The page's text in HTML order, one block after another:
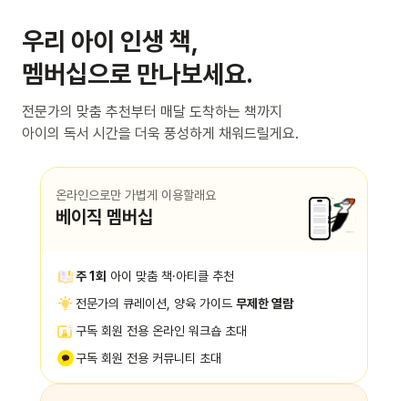
우리 아이 인생 책,
멤버십으로 만나보세요.
전문가의 맞춤 추천부터 매달 도착하는 책까지
아이의 독서 시간을 더욱 풍성하게 채워드릴게요.
온라인으로만 가볍게 이용할래요
베이직 멤버십
주 1회 아이 맞춤 책·아티클 추천
전문가의 큐레이션, 양육 가이드 무제한 열람
구독 회원 전용 온라인 워크숍 초대
구독 회원 전용 커뮤니티 초대